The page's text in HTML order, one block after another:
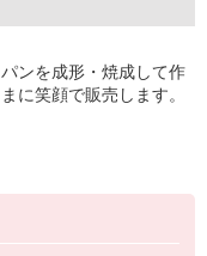
おり、例えば、子育て
んも、力をつければ社
にも任命。役割手当で
働きたい方にぜひ！
ンを成形・焼成して作
に笑顔で販売します。
く働けますよ。焼きた